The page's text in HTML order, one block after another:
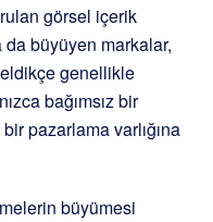
görsel içerik
büyüyen markalar,
genellikle
bağımsız bir
pazarlama varlığına
büyümesi